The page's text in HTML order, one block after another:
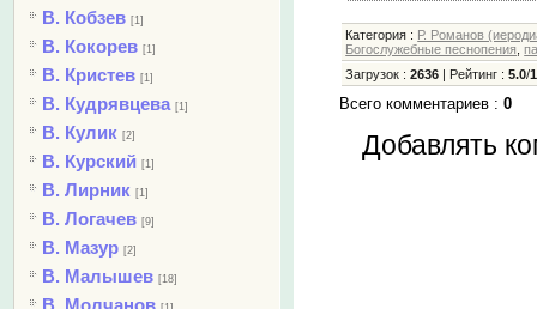
В. Кобзев [1]
В. Кокорев [1]
В. Кристев [1]
В. Кудрявцева [1]
В. Кулик [2]
В. Курский [1]
В. Лирник [1]
В. Логачев [9]
В. Мазур [2]
В. Малышев [18]
В. Молчанов
Категория : Р. Романов
Богослужебные песнопения ,
Загрузок :2636 Рейтинг :5.0/1
Всего комментариев :0
Добавлять